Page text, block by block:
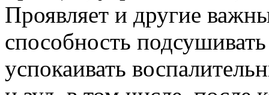
Проявляет и другие
способность
успокаивать